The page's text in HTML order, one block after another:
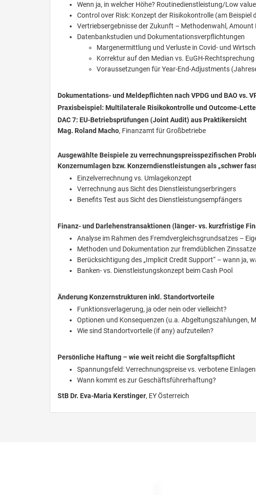
Wenn ja, in welcher Höhe? Routinedienstleistung/Low
Control over Risk: Konzept der Risikokontrolle (am
Vertriebsergebnisse der Zukunft – Methodenwahl, Amount
Datenbankstudien und Dokumentationsverpflichtungen
Margenermittlung und Verluste in Covid- und
Korrektur auf den Median vs. EuGH-Rechtsprechung
Voraussetzungen für Year-End-Adjustments
Dokumentations- und Meldepflichten nach VPDG und BAO vs.
Praxisbeispiel: Multilaterale Risikokontrolle und Outcome-
DAC 7: EU-Betriebsprüfungen (Joint Audit) aus Praktikersicht
Mag. Roland Macho, Finanzamt für Großbetriebe
Ausgewählte Beispiele zu verrechnungspreisspezifischen
Konzernumlagen bzw. Konzerndienstleistungen als „schwer
Einzelverrechnung vs. Umlagekonzept
Verrechnung aus Sicht des Dienstleistungserbringers
Benefits Test aus Sicht des Dienstleistungsempfängers
Finanz- und Darlehenstransaktionen (länger- vs. kurzfristige
Analyse im Rahmen des Fremdvergleichsgrundsatzes –
Methoden und Dokumentation zur fremdüblichen
Berücksichtigung des „Implicit Credit Support“ – wann ja,
Banken- vs. Dienstleistungskonzept beim Cash Pool
Änderung Konzernstrukturen inkl. Standortvorteile
Funktionsverlagerung, ja oder nein oder vielleicht?
Optionen und Konsequenzen (u.a. Abgeltungszahlungen,
Wie sind Standortvorteile (if any) aufzuteilen?
Persönliche Haftung – wie weit reicht die Sorgfaltspflicht
Spannungsfeld: Verrechnungspreise vs. verbotene
Wann kommt es zur Geschäftsführerhaftung?
StB Dr. Eva-Maria Kerstinger, EY Österreich